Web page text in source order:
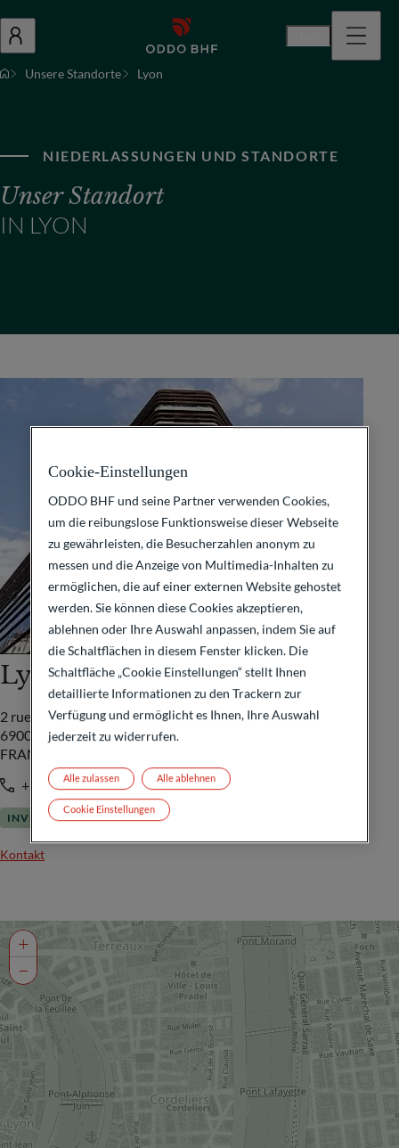
Unsere Standorte Lyon
NIEDERLASSUNGEN UND STANDORTE
Unser Standort
IN LYON
Lyon
2 rue Grôlée
69002 Lyon
FRANKREICH
+33 4 72 68 27 00
INVESTMENT BANKING PRIVATE WEALTH MANAGEMENT
Kontakt
+
−
Cookie-Einstellungen
ODDO BHF und seine Partner verwenden Cookies,
um die reibungslose Funktionsweise dieser Webseite
zu gewährleisten, die Besucherzahlen anonym zu
messen und die Anzeige von Multimedia-Inhalten zu
ermöglichen, die auf einer externen Website gehostet
werden. Sie können diese Cookies akzeptieren,
ablehnen oder Ihre Auswahl anpassen, indem Sie auf
die Schaltflächen in diesem Fenster klicken. Die
Schaltfläche „Cookie Einstellungen“ stellt Ihnen
detaillierte Informationen zu den Trackern zur
Verfügung und ermöglicht es Ihnen, Ihre Auswahl
jederzeit zu widerrufen.
Alle ablehnen
Alle zulassen
Cookie Einstellungen